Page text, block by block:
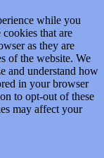
while you
that are
as they are
of the website. We
and understand how
in your browser
to opt-out of these
may affect your